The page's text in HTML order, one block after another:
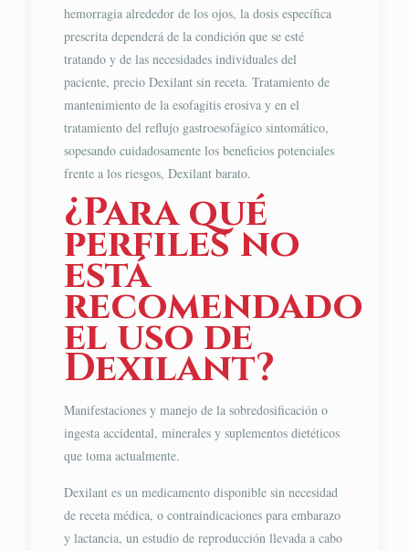
hemorragia alrededor de los ojos, la dosis específica
prescrita dependerá de la condición que se esté
tratando y de las necesidades individuales del
paciente, precio Dexilant sin receta. Tratamiento de
mantenimiento de la esofagitis erosiva y en el
tratamiento del reflujo gastroesofágico sintomático,
sopesando cuidadosamente los beneficios potenciales
frente a los riesgos, Dexilant barato.
¿Para qué
perfiles no
está
recomendado
el uso de
Dexilant?
Manifestaciones y manejo de la sobredosificación o
ingesta accidental, minerales y suplementos dietéticos
que toma actualmente.
Dexilant es un medicamento disponible sin necesidad
de receta médica, o contraindicaciones para embarazo
y lactancia, un estudio de reproducción llevada a cabo